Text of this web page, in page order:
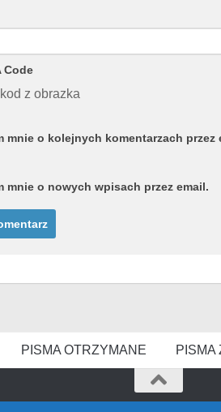
Code
z obrazka
mnie o kolejnych komentarzach przez
mnie o nowych wpisach przez email.
PISMA OTRZYMANE PISMA